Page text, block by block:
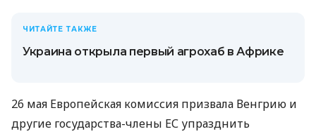
ЧИТАЙТЕ ТАКЖЕ
Украина открыла первый агрохаб в Африке
26 мая Европейская комиссия призвала Венгрию и
другие государства-члены ЕС упразднить